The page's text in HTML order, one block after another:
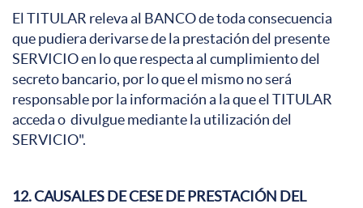
El TITULAR releva al BANCO de toda consecuencia
que pudiera derivarse de la prestación del presente
SERVICIO en lo que respecta al cumplimiento del
secreto bancario, por lo que el mismo no será
responsable por la información a la que el TITULAR
acceda o divulgue mediante la utilización del
SERVICIO".
12. CAUSALES DE CESE DE PRESTACIÓN DEL